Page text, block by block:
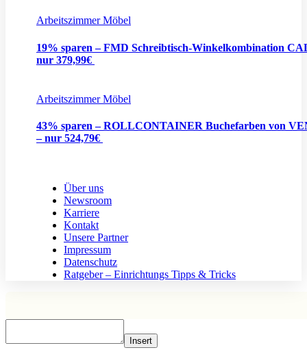
Arbeitszimmer Möbel
19% sparen – FMD Schreibtisch-Winkelkombination
nur 379,99€
Arbeitszimmer Möbel
43% sparen – ROLLCONTAINER Buchefarben von
– nur 524,79€
Über uns
Newsroom
Karriere
Kontakt
Unsere Partner
Impressum
Datenschutz
Ratgeber – Einrichtungs Tipps & Tricks
Insert